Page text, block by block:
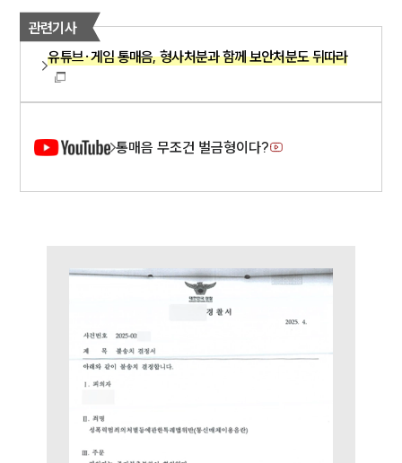
업무사례
법률지식인
형사그룹 업무
전체
소식/자료
관련기사
유튜브·게임 통매음, 형사처분과 함께 보안처분도 뒤따라
통매음 무조건 벌금형이다?